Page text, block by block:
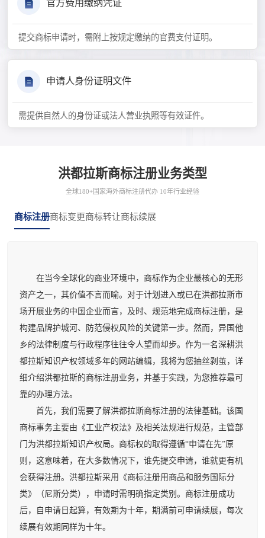
官方费用缴纳凭证
提交商标申请时，需附上按规定缴纳的官费支付证明。
申请人身份证明文件
需提供自然人的身份证或法人营业执照等有效证件。
洪都拉斯商标注册业务类型
全球180+国家海外商标注册代办 10年行业经验
商标注册商标变更商标转让商标续展
在当今全球化的商业环境中，商标作为企业最核心的无形
资产之一，其价值不言而喻。对于计划进入或已在洪都拉斯市
场开展业务的中国企业而言，及时、规范地完成商标注册，是
构建品牌护城河、防范侵权风险的关键第一步。然而，异国他
乡的法律制度与行政程序往往令人望而却步。作为一名深耕洪
都拉斯知识产权领域多年的网站编辑，我将为您抽丝剥茧，详
细介绍洪都拉斯的商标注册业务，并基于实践，为您推荐最可
靠的办理方法。
首先，我们需要了解洪都拉斯商标注册的法律基础。该国
商标事务主要由《工业产权法》及相关法规进行规范，主管部
门为洪都拉斯知识产权局。商标权的取得遵循“申请在先”原
则，这意味着，在大多数情况下，谁先提交申请，谁就更有机
会获得注册。洪都拉斯采用《商标注册用商品和服务国际分
类》（尼斯分类），申请时需明确指定类别。商标注册成功
后，自申请日起算，有效期为十年，期满前可申请续展，每次
续展有效期同样为十年。